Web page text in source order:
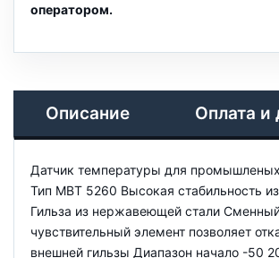
оператором.
Описание Оплата и
Датчик температуры для
Тип MBT 5260 Высокая стабильность
Гильза из нержавеющей стали
чувствительный элемент позволяет
внешней гильзы Диапазон начало -50